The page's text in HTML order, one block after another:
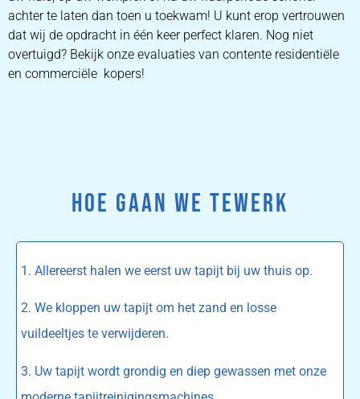
achter te laten dan toen u toekwam! U kunt erop vertrouwen
dat wij de opdracht in één keer perfect klaren. Nog niet
overtuigd? Bekijk onze evaluaties van contente residentiële
en commerciële kopers!
HOE GAAN WE TEWERK
1. Allereerst halen we eerst uw tapijt bij uw thuis op.
2. We kloppen uw tapijt om het zand en losse
vuildeeltjes te verwijderen.
3. Uw tapijt wordt grondig en diep gewassen met onze